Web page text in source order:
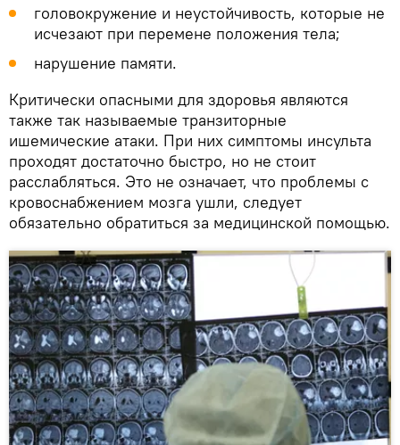
головокружение и неустойчивость, которые не
исчезают при перемене положения тела;
нарушение памяти.
Критически опасными для здоровья являются
также так называемые транзиторные
ишемические атаки. При них симптомы инсульта
проходят достаточно быстро, но не стоит
расслабляться. Это не означает, что проблемы с
кровоснабжением мозга ушли, следует
обязательно обратиться за медицинской помощью.